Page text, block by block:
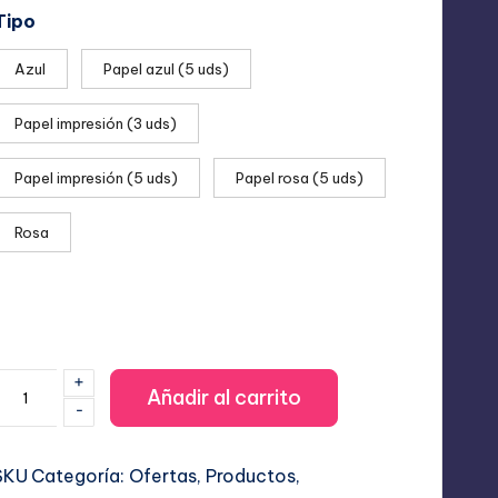
desde
8,99 €
hasta
34,99 €
Azul Papel azul (5 uds)
Papel impresión (3 uds)
Papel impresión (5 uds) Papel rosa (5 uds)
Rosa
-
+
Añadir al carrito
Categoría: Ofertas, Productos